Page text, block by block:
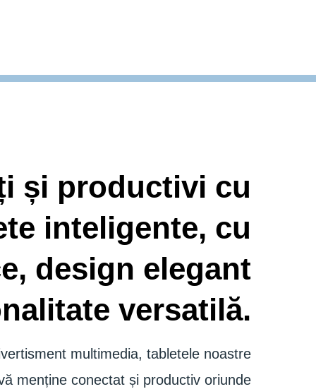
și productivi cu
inteligente, cu
design elegant
versatilă.
multimedia, tabletele noastre
menține conectat și productiv oriunde